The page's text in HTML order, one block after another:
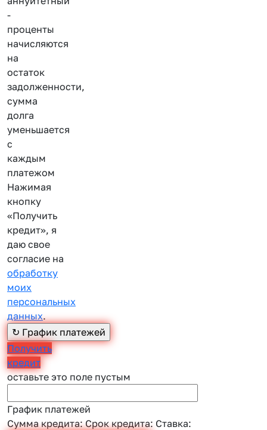
-
проценты
начисляются
на
остаток
задолженности,
сумма
долга
уменьшается
с
каждым
платежом
Нажимая
кнопку
«Получить
кредит», я
даю свое
согласие на
обработку
моих
персональных
данных.
Получить
кредит
оставьте это поле пустым
График платежей
Сумма кредита:Срок кредита: Ставка: